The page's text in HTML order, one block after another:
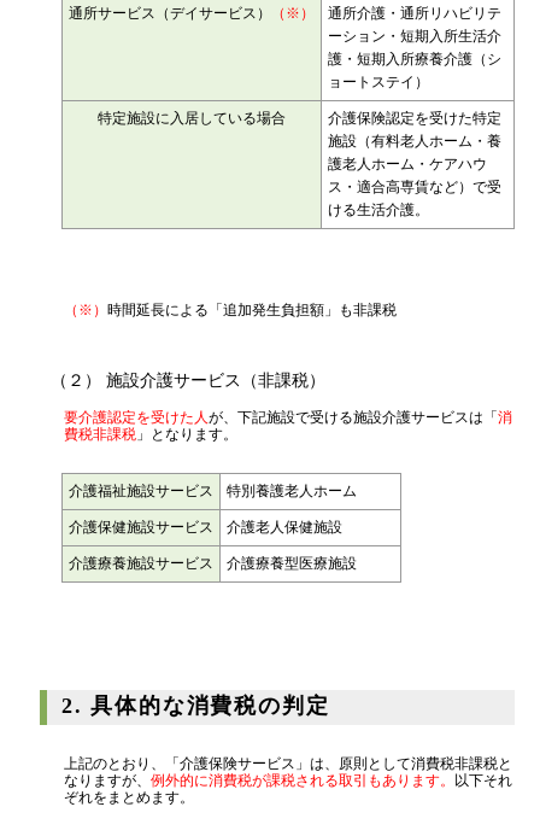
採用情報
税金の豆知識
通所サービス（デイサービス） （※）
通所介護・通所リハビリテ
ーション・短期入所生活介
護・短期入所療養介護（シ
ョートステイ）
特定施設に入居している場合
介護保険認定を受けた特定
施設（有料老人ホーム・養
護老人ホーム・ケアハウ
ス・適合高専賃など）で受
ける生活介護。
（※） 時間延長による「追加発生負担額」も非課税
（２） 施設介護サービス（非課税）
要介護認定を受けた人 が、下記施設で受ける施設介護サービスは「消
費税非課税 」となります。
介護福祉施設サービス 特別養護老人ホーム
介護保健施設サービス 介護老人保健施設
介護療養施設サービス 介護療養型医療施設
2. 具体的な消費税の判定
上記のとおり、「介護保険サービス」は、原則として消費税非課税と
なりますが、 例外的に消費税が課税される取引もあります。 以下それ
ぞれをまとめます。